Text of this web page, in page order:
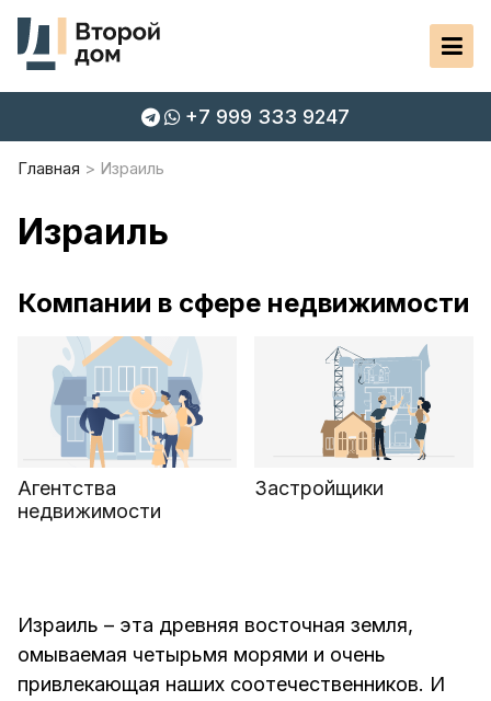
+7 999 333 9247
Главная Израиль
Израиль
Компании в сфере недвижимости
Агентства
недвижимости
Застройщики
Израиль – эта древняя восточная земля,
омываемая четырьмя морями и очень
привлекающая наших соотечественников. И